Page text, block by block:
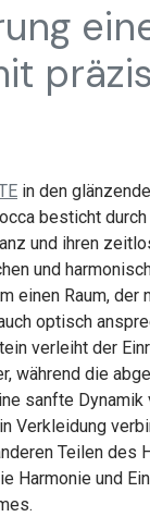
in den
besticht
und ihren
und
einen Raum, der
optisch
verleiht der
während die
sanfte Dynamik
Verkleidung
Teilen des
Harmonie und